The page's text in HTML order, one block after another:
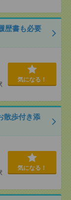
歴書も必要
気になる！
散歩付き添
気になる！